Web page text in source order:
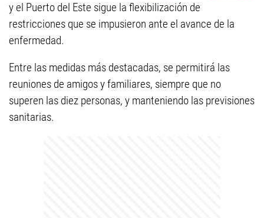
y el Puerto del Este sigue la flexibilización de
restricciones que se impusieron ante el avance de la
enfermedad.
Entre las medidas más destacadas, se permitirá las
reuniones de amigos y familiares, siempre que no
superen las diez personas, y manteniendo las previsiones
sanitarias.